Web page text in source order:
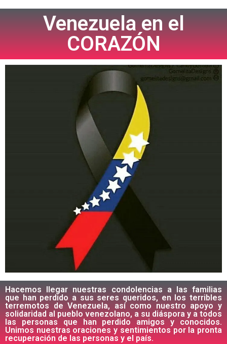
Venezuela en el
CORAZÓN
Hacemos llegar nuestras condolencias a las familias
que han perdido a sus seres queridos, en los terribles
terremotos de Venezuela, así como nuestro apoyo y
solidaridad al pueblo venezolano, a su diáspora y a todos
las personas que han perdido amigos y conocidos.
Unimos nuestras oraciones y sentimientos por la pronta
recuperación de las personas y el país.